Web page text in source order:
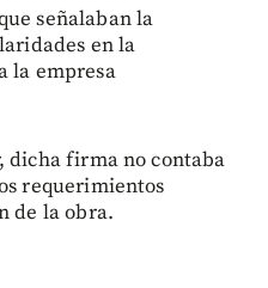
señalaban la
en la
la empresa
dicha firma no contaba
requerimientos
de la obra.